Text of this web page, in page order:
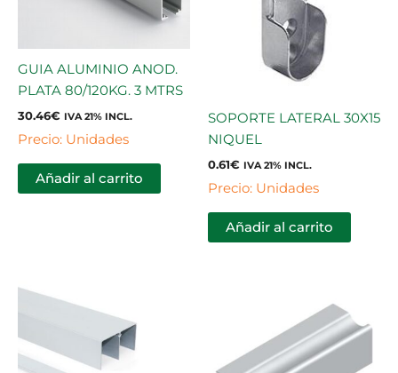
GUIA ALUMINIO ANOD.
PLATA 80/120KG. 3 MTRS
30.46€ IVA 21% INCL.
Precio: Unidades
Añadir al carrito
SOPORTE LATERAL 30X15
NIQUEL
0.61€ IVA 21% INCL.
Precio: Unidades
Añadir al carrito